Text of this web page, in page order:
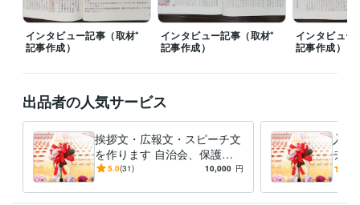
経験職種
クリエイター / コピーライター 経験年数 : 11年
クリエイター / ライター・編集 経験年数 : 11年
年
受賞歴
多治見市主催「みちくさ」エッセー　入選 ネット短編小説、佳作入
選（リトル・ガリヴァー社） 恋愛短編集「恋が魔法」優秀賞（日本
文学館） リーン・ロゼ・エッセーコンテスト佳作入選
「とっておき
のワンシーン」（エッセ＆絵）入選
朝日新聞の投書（全国・地域）
に24回採用掲載実績あり
俳句ポスト365　初級　入選１３回
インタビュー記事（取材⁺
記事作成）
インタビュー記事（取材⁺
記事作成）
インタビュー
記事作成）
出品者の人気サービス
挨拶文・広報文・スピーチ文
を作ります 自治会、保護者
会、PTA 挨拶、学校の広報
5.0(31) 10,000 円
入
チ文
TA
し）